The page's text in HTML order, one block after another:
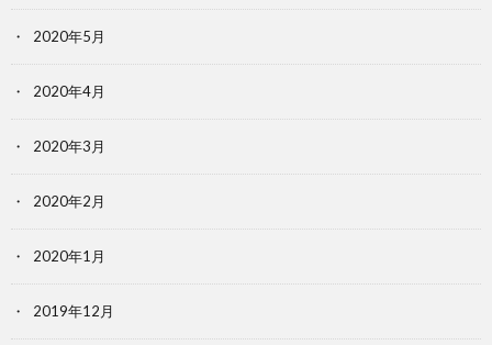
2020年5月
2020年4月
2020年3月
2020年2月
2020年1月
2019年12月